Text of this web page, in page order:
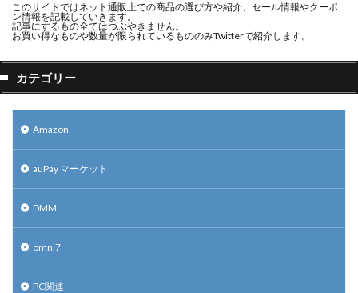
このサイトではネット通販上での商品の選び方や紹介、セール情報やクーポ
ン情報を記載していきます。
記事にするもの全てはつぶやきません。
お買い得なものや数量が限られているもののみTwitterで紹介します。
カテゴリー
Amazon
auPay マーケット
DMM
omni7
PC関連